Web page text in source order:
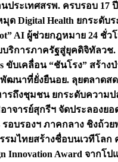
ประเทศสรพ. ครบรอบ 17
ด Digital Health ยกระดับ
AI ผู้ช่วยกฎหมาย 24 ชั่ว
ริการภาครัฐสู่ยุคดิจิทัลวช.
ขับเคลื่อน “ชันโรง” สร้าง
ฒนาที่ยั่งยืนอย. ลุยตลาดส
ารถึงชุมชน ยกระดับความ
าจารย์สุกรีฯ จัดประลองยอ
รอบรองฯ ภาคกลาง ชิงถ้วย
มไทยสร้างชื่อบนเวทีโลก
Innovation Award จากโป